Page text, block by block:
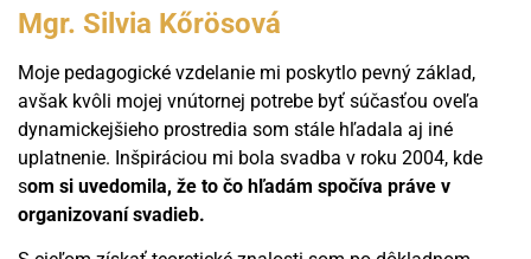
Mgr. Silvia Kőrösová
Moje pedagogické vzdelanie mi poskytlo pevný základ,
avšak kvôli mojej vnútornej potrebe byť súčasťou oveľa
dynamickejšieho prostredia som stále hľadala aj iné
uplatnenie. Inšpiráciou mi bola svadba v roku 2004, kde
som si uvedomila, že to čo hľadám spočíva práve v
organizovaní svadieb.